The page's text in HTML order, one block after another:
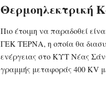
Θερμοηλεκτρική
Πιο έτοιμη να παραδοθεί
ΓΕΚ ΤΕΡΝΑ, η οποία θα
ενέργειας στο ΚΥΤ Νέας
γραμμής μεταφοράς 400 KV